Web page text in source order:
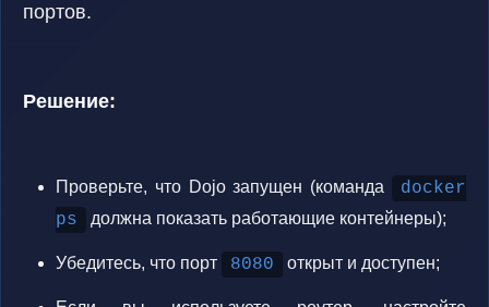
портов.
Решение:
Проверьте, что Dojo запущен (команда
docker
ps
должна показать работающие контейнеры);
Убедитесь, что порт 8080 открыт и доступен;